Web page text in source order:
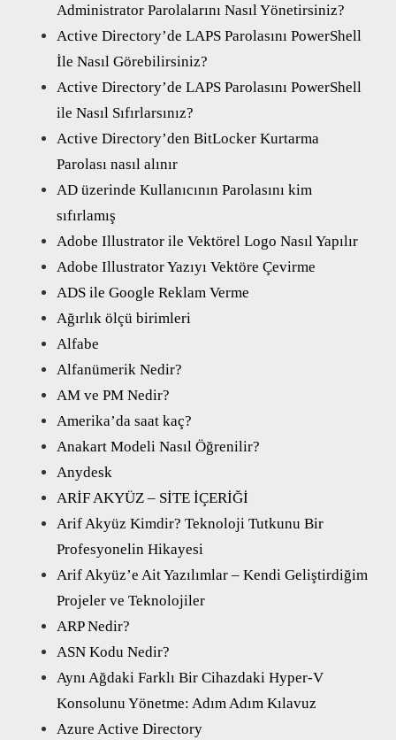
Administrator Parolalarını Nasıl Yönetirsiniz?
Active Directory’de LAPS Parolasını PowerShell
İle Nasıl Görebilirsiniz?
Active Directory’de LAPS Parolasını PowerShell
ile Nasıl Sıfırlarsınız?
Active Directory’den BitLocker Kurtarma
Parolası nasıl alınır
AD üzerinde Kullanıcının Parolasını kim
sıfırlamış
Adobe Illustrator ile Vektörel Logo Nasıl Yapılır
Adobe Illustrator Yazıyı Vektöre Çevirme
ADS ile Google Reklam Verme
Ağırlık ölçü birimleri
Alfabe
Alfanümerik Nedir?
AM ve PM Nedir?
Amerika’da saat kaç?
Anakart Modeli Nasıl Öğrenilir?
Anydesk
ARİF AKYÜZ – SİTE İÇERİĞİ
Arif Akyüz Kimdir? Teknoloji Tutkunu Bir
Profesyonelin Hikayesi
Arif Akyüz’e Ait Yazılımlar – Kendi Geliştirdiğim
Projeler ve Teknolojiler
ARP Nedir?
ASN Kodu Nedir?
Aynı Ağdaki Farklı Bir Cihazdaki Hyper-V
Konsolunu Yönetme: Adım Adım Kılavuz
Azure Active Directory